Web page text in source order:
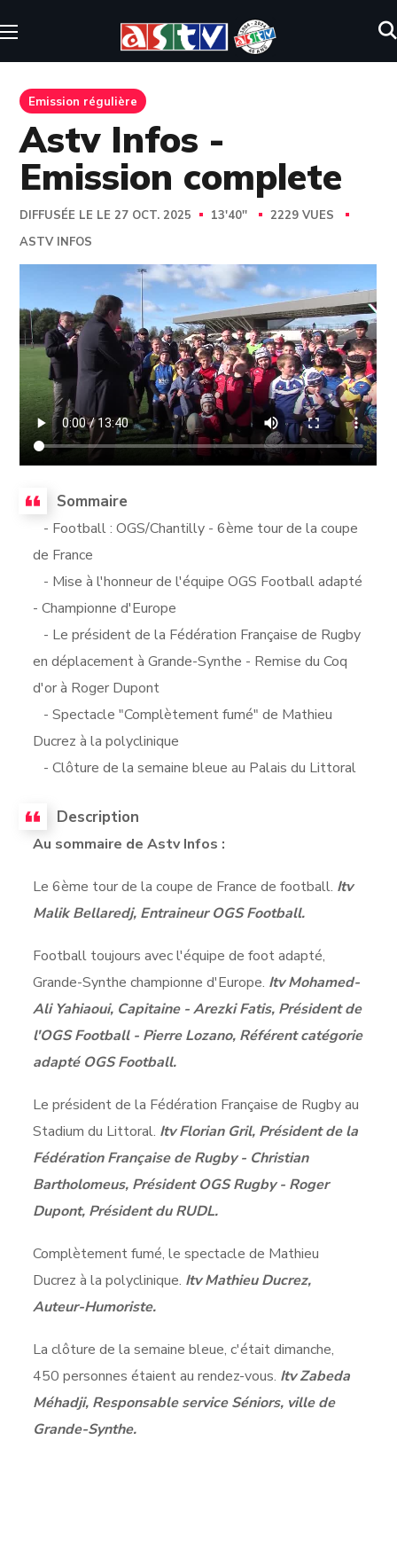
Emission régulière
Astv Infos -
Emission complete
DIFFUSÉE LE LE 27 OCT. 2025 13'40''
2229 VUES
ASTV INFOS
Sommaire
- Football : OGS/Chantilly - 6ème tour de la coupe
de France
- Mise à l'honneur de l'équipe OGS Football adapté
- Championne d'Europe
- Le président de la Fédération Française de Rugby
en déplacement à Grande-Synthe - Remise du Coq
d'or à Roger Dupont
- Spectacle "Complètement fumé" de Mathieu
Ducrez à la polyclinique
- Clôture de la semaine bleue au Palais du Littoral
Description
Au sommaire de Astv Infos :
Le 6ème tour de la coupe de France de football. Itv
Malik Bellaredj, Entraineur OGS Football.
Football toujours avec l'équipe de foot adapté,
Grande-Synthe championne d'Europe. Itv Mohamed-
Ali Yahiaoui, Capitaine - Arezki Fatis, Président de
l'OGS Football - Pierre Lozano, Référent catégorie
adapté OGS Football.
Le président de la Fédération Française de Rugby au
Stadium du Littoral. Itv Florian Gril, Président de la
Fédération Française de Rugby - Christian
Bartholomeus, Président OGS Rugby - Roger
Dupont, Président du RUDL.
Complètement fumé, le spectacle de Mathieu
Ducrez à la polyclinique. Itv Mathieu Ducrez,
Auteur-Humoriste.
La clôture de la semaine bleue, c'était dimanche,
450 personnes étaient au rendez-vous. Itv Zabeda
Méhadji, Responsable service Séniors, ville de
Grande-Synthe.